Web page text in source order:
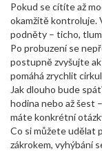
z hlubokého spánku
Pokud se cítíte až
okamžitě kontroluje.
podněty – ticho,
zvládnout co
Po probuzení se
postupně zvyšujte
pomáhá zrychlit
sraženiny.
Jak dlouho bude
hodina nebo až šest
máte konkrétní
řekne, co vámi
Co si můžete udělat
zákrokem, vyhýbání